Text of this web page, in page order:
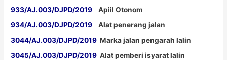
933/AJ.003/DJPD/2019 Apiil Otonom
934/AJ.003/DJPD/2019 Alat penerang jalan
3044/AJ.003/DJPD/2019 Marka jalan pengarah lalin
3045/AJ.003/DJPD/2019 Alat pemberi isyarat lalin